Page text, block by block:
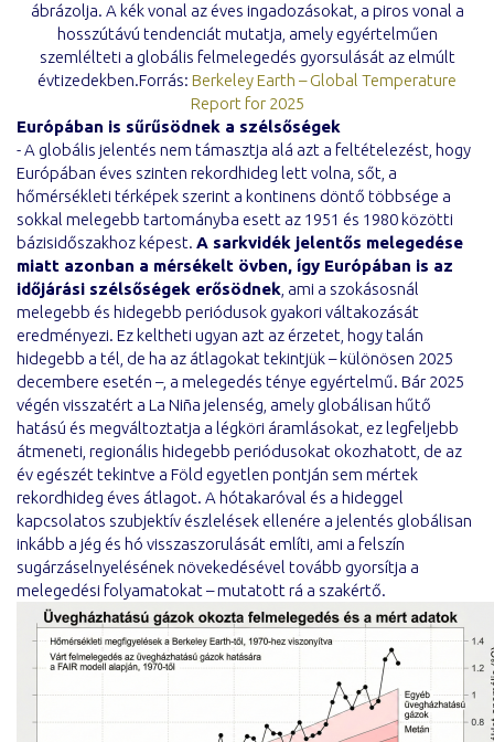
ábrázolja. A kék vonal az éves ingadozásokat, a piros vonal a
hosszútávú tendenciát mutatja, amely egyértelműen
szemlélteti a globális felmelegedés gyorsulását az elmúlt
évtizedekben.Forrás: Berkeley Earth – Global Temperature
Report for 2025
Európában is sűrűsödnek a szélsőségek
- A globális jelentés nem támasztja alá azt a feltételezést, hogy
Európában éves szinten rekordhideg lett volna, sőt, a
hőmérsékleti térképek szerint a kontinens döntő többsége a
sokkal melegebb tartományba esett az 1951 és 1980 közötti
bázisidőszakhoz képest. A sarkvidék jelentős melegedése
miatt azonban a mérsékelt övben, így Európában is az
időjárási szélsőségek erősödnek , ami a szokásosnál
melegebb és hidegebb periódusok gyakori váltakozását
eredményezi. Ez keltheti ugyan azt az érzetet, hogy talán
hidegebb a tél, de ha az átlagokat tekintjük – különösen 2025
decembere esetén –, a melegedés ténye egyértelmű. Bár 2025
végén visszatért a La Niña jelenség, amely globálisan hűtő
hatású és megváltoztatja a légköri áramlásokat, ez legfeljebb
átmeneti, regionális hidegebb periódusokat okozhatott, de az
év egészét tekintve a Föld egyetlen pontján sem mértek
rekordhideg éves átlagot. A hótakaróval és a hideggel
kapcsolatos szubjektív észlelések ellenére a jelentés globálisan
inkább a jég és hó visszaszorulását említi, ami a felszín
sugárzáselnyelésének növekedésével tovább gyorsítja a
melegedési folyamatokat – mutatott rá a szakértő.